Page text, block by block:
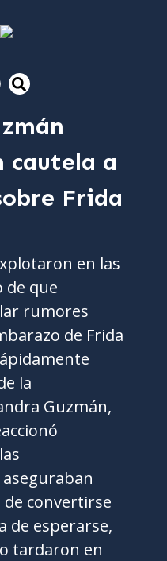
cautela a
Frida
en las
de que
rumores
de Frida
la
Guzmán,
convertirse
de esperarse,
tardaron en